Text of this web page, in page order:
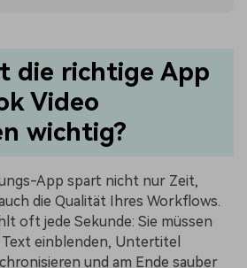
die richtige App
Video
wichtig?
App spart nicht nur Zeit,
die Qualität Ihres Workflows.
oft jede Sekunde: Sie müssen
einblenden, Untertitel
und am Ende sauber